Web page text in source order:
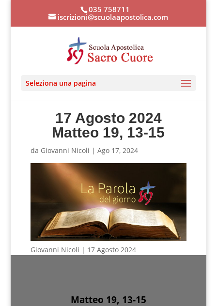
035 758711
iscrizioni@scuolaapostolica.com
Seleziona una pagina
17 Agosto 2024
Matteo 19, 13-15
da Giovanni Nicoli | Ago 17, 2024
Giovanni Nicoli | 17 Agosto 2024
Matteo 19, 13-15